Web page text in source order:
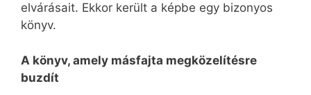
elvárásait. Ekkor került a képbe egy bizonyos
könyv.
A könyv, amely másfajta megközelítésre
buzdít